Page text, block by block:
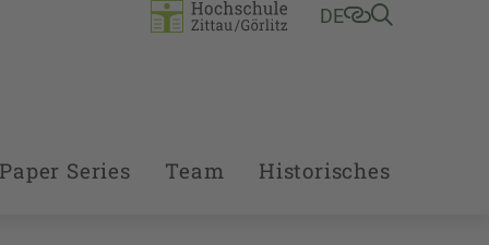
DE
Series Team Historisches